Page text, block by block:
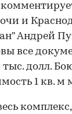
и
Андрей
все
тыс. долл.
1 кв. м